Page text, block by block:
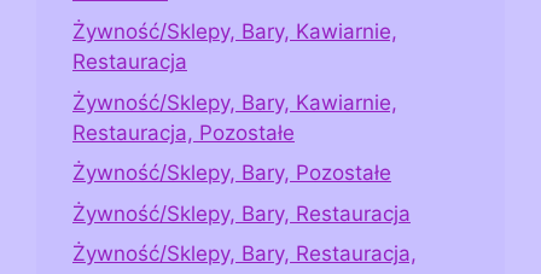
Żywność/Sklepy, Bary, Kawiarnie,
Restauracja
Żywność/Sklepy, Bary, Kawiarnie,
Restauracja, Pozostałe
Żywność/Sklepy, Bary, Pozostałe
Żywność/Sklepy, Bary, Restauracja
Żywność/Sklepy, Bary, Restauracja,